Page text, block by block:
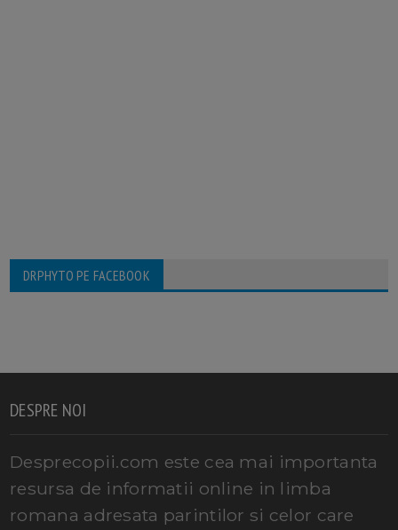
DRPHYTO PE FACEBOOK
DESPRE NOI
Desprecopii.com este cea mai importanta
resursa de informatii online in limba
romana adresata parintilor si celor care